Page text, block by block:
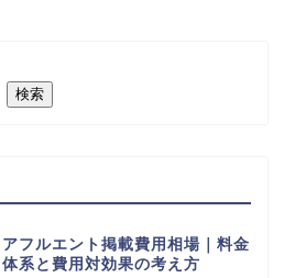
検索
アフルエント掲載費用相場｜料金
体系と費用対効果の考え方